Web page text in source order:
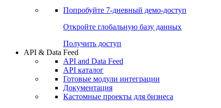
Попробуйте 7-дневный демо-доступ
Откройте глобальную базу данных
Получить доступ
API & Data Feed
API and Data Feed
API каталог
Готовые модули интеграции
Документация
Кастомные проекты для бизнеса